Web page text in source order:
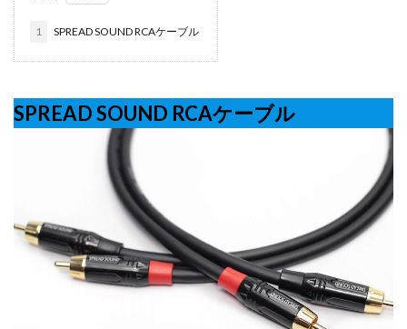
1 SPREAD SOUND RCAケーブル
SPREAD SOUND RCAケーブル